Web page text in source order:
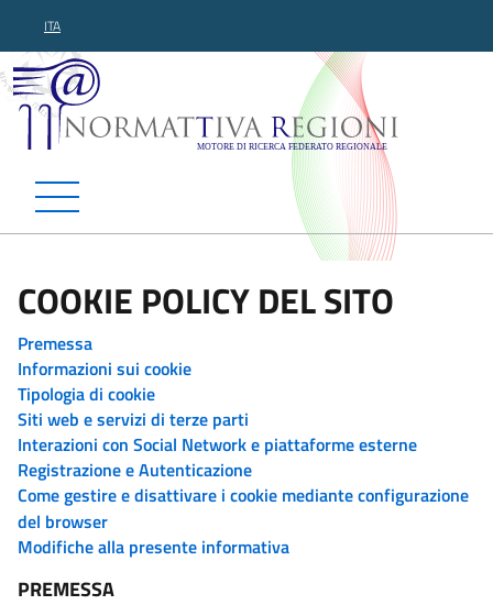
ITA
Normattiva Regioni -
COOKIE POLICY DEL SITO
Premessa
Informazioni sui cookie
Tipologia di cookie
Siti web e servizi di terze parti
Interazioni con Social Network e piattaforme esterne
Registrazione e Autenticazione
Come gestire e disattivare i cookie mediante configurazione
del browser
Modifiche alla presente informativa
PREMESSA